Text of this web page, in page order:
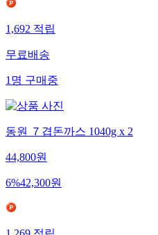
1,692적립
무료배송
1명구매중
동원 ７겹돈까스 1040g x 2
44,800원
6%42,300원